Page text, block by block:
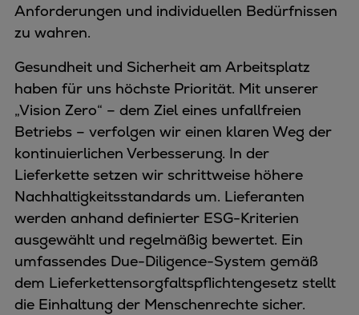
Anforderungen und individuellen Bedürfnissen
zu wahren.
Gesundheit und Sicherheit am Arbeitsplatz
haben für uns höchste Priorität. Mit unserer
„Vision Zero“ – dem Ziel eines unfallfreien
Betriebs – verfolgen wir einen klaren Weg der
kontinuierlichen Verbesserung. In der
Lieferkette setzen wir schrittweise höhere
Nachhaltigkeitsstandards um. Lieferanten
werden anhand definierter ESG-Kriterien
ausgewählt und regelmäßig bewertet. Ein
umfassendes Due-Diligence-System gemäß
dem Lieferkettensorgfaltspflichtengesetz stellt
die Einhaltung der Menschenrechte sicher.